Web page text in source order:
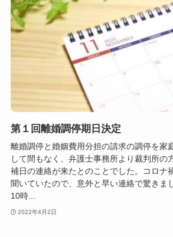
第１回離婚調停期日決定
離婚調停と婚姻費用分担の請求の調停を家
して間もなく、弁護士事務所より裁判所の
補日の連絡が来たとのことでした。コロナ
聞いていたので、意外と早い連絡で驚きま
10時...
2022年4月2日